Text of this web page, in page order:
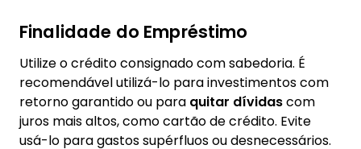
Finalidade do Empréstimo
Utilize o crédito consignado com sabedoria. É
recomendável utilizá-lo para investimentos com
retorno garantido ou para quitar dívidascom
juros mais altos, como cartão de crédito. Evite
usá-lo para gastos supérfluos ou desnecessários.